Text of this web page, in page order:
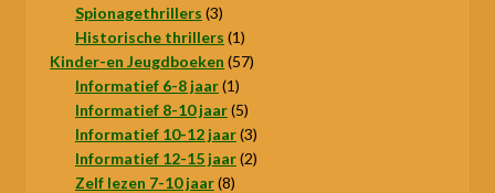
Spionagethrillers 33
producten
Historische thrillers 11
product
Kinder-en Jeugdboeken 5757
Informatief 6-8 jaar 11
product
Informatief 8-10 jaar 55
producten
Informatief 10-12 jaar 33
producten
Informatief 12-15 jaar 22
Zelf lezen 7-10 jaar 88